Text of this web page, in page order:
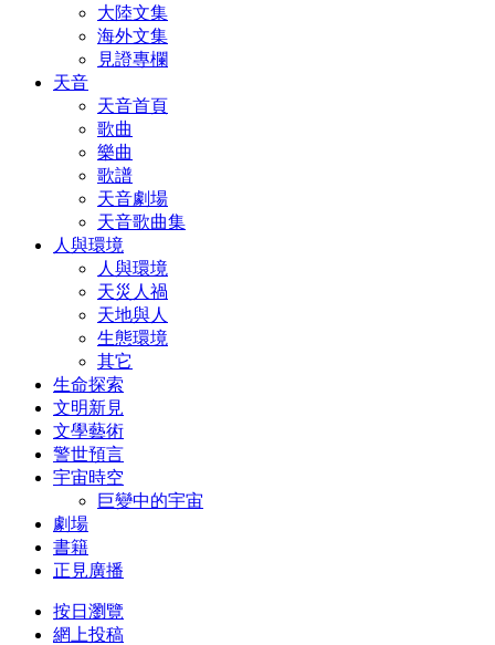
大陸文集
海外文集
見證專欄
天音
天音首頁
歌曲
樂曲
歌譜
天音劇場
天音歌曲集
人與環境
人與環境
天災人禍
天地與人
生態環境
其它
生命探索
文明新見
文學藝術
警世預言
宇宙時空
巨變中的宇宙
劇場
書籍
正見廣播
按日瀏覽
網上投稿